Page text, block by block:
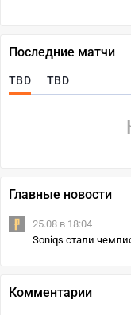
Последние матчи
TBD TBD
Главные новости
25.08 в 18:04
Soniqs стали
Комментарии